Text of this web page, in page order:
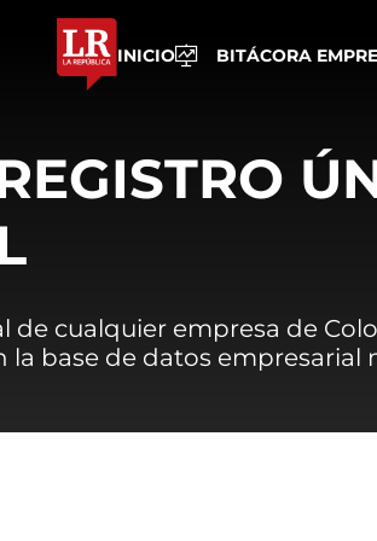
INICIO BITÁCORA
de cualquier empresa de
la base de datos empresarial